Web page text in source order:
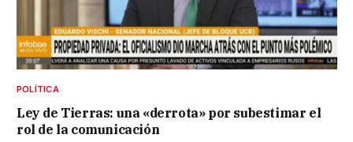
POLÍTICA
Ley de Tierras: una «derrota» por subestimar el
rol de la comunicación